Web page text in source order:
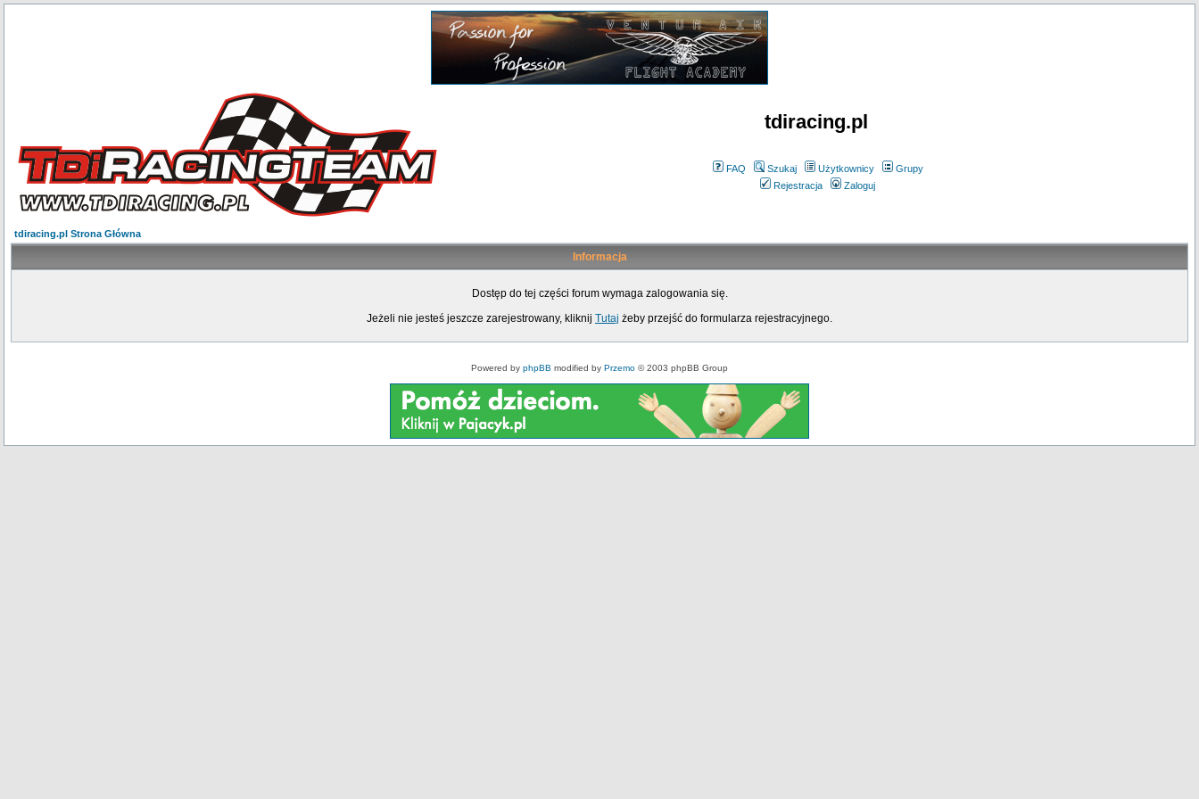
tdiracing.pl
FAQ Szukaj Użytkownicy
Grupy
Rejestracja
Zaloguj
tdiracing.pl Strona Główna
Informacja
Dostęp do tej części forum wymaga zalogowania się.
Jeżeli nie jesteś jeszcze zarejestrowany, kliknij Tutaj żeby przejść do formularza rejestracyjnego.
Powered by phpBB modified by Przemo © 2003 phpBB Group